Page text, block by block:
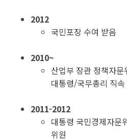
2012
국민포장 수여 받음
2010~
산업부 장관 정책자문
대통령/국무총리 직
2011-2012
대통령 국민경제자문
위원